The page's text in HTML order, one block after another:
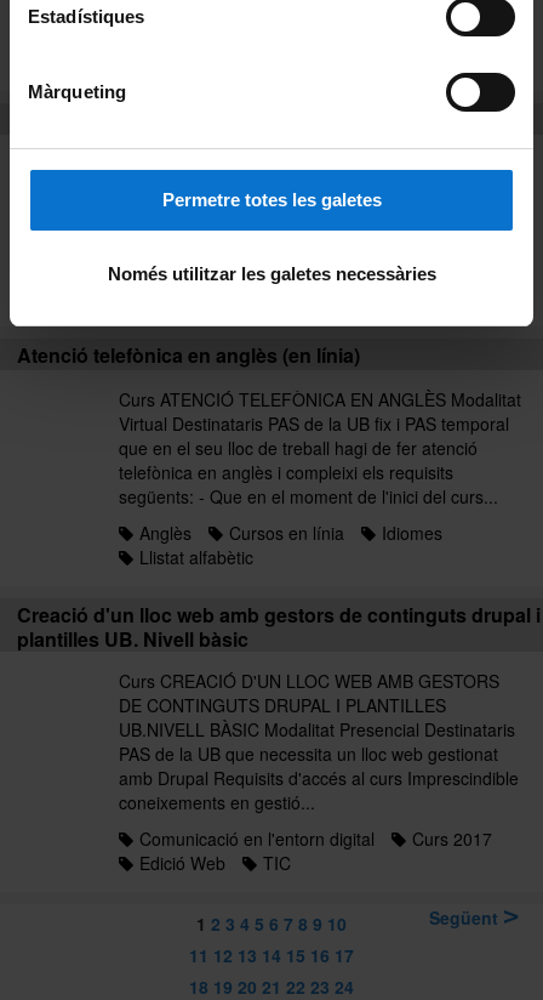
Estadístiques
Màrqueting
Permetre totes les galetes
Només utilitzar les galetes necessàries
Idiomes
Virtual Destinataris PAS de la UB fix i PAS temporal
que en el seu lloc de treball hagi de fer atenció
telefònica en anglès i compleixi els requisits
següents: - Que en el moment de l'inici del curs...
Atenció telefònica en anglès (en línia)
Curs ATENCIÓ TELEFÒNICA EN ANGLÈS Modalitat
Virtual Destinataris PAS de la UB fix i PAS temporal
que en el seu lloc de treball hagi de fer atenció
telefònica en anglès i compleixi els requisits
següents: - Que en el moment de l'inici del curs...
Anglès
Cursos en línia
Idiomes
Llistat alfabètic
Creació d'un lloc web amb gestors de continguts drupal i
plantilles UB. Nivell bàsic
Curs CREACIÓ D'UN LLOC WEB AMB GESTORS
DE CONTINGUTS DRUPAL I PLANTILLES
UB.NIVELL BÀSIC Modalitat Presencial Destinataris
PAS de la UB que necessita un lloc web gestionat
amb Drupal Requisits d'accés al curs Imprescindible
coneixements en gestió...
Comunicació en l'entorn digital
Curs 2017
Edició Web
TIC
1 2 3 4 5 6 7 8 9 10
11 12 13 14 15 16 17
18 19 20 21 22 23 24
Següent